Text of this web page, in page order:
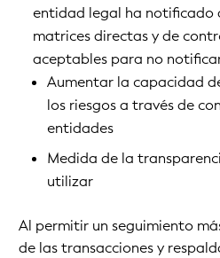
entidad legal ha notificado
matrices directas y de
aceptables para no
Aumentar la capacidad
los riesgos a través de
entidades
Medida de la
utilizar
Al permitir un seguimiento
de las transacciones y